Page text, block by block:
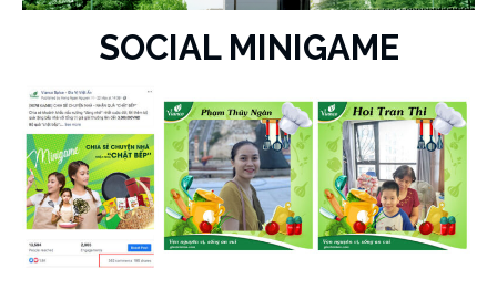
SOCIAL MINIGAME